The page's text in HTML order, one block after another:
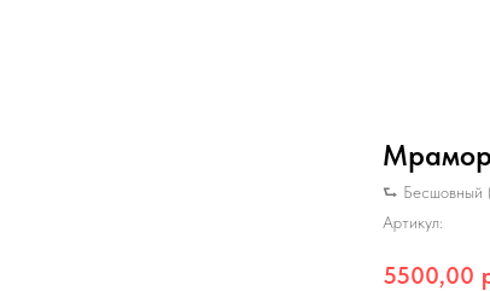
Мрамор
⮑ Бесшовный
Артикул:
5500,00